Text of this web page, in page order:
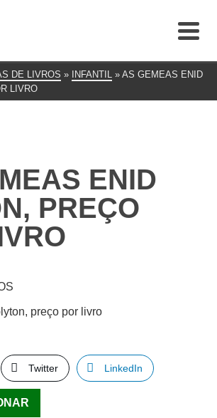
DE LIVROS » INFANTIL » AS GEMEAS ENID
LIVRO
ENID
PREÇO
preço por livro
Twitter LinkedIn